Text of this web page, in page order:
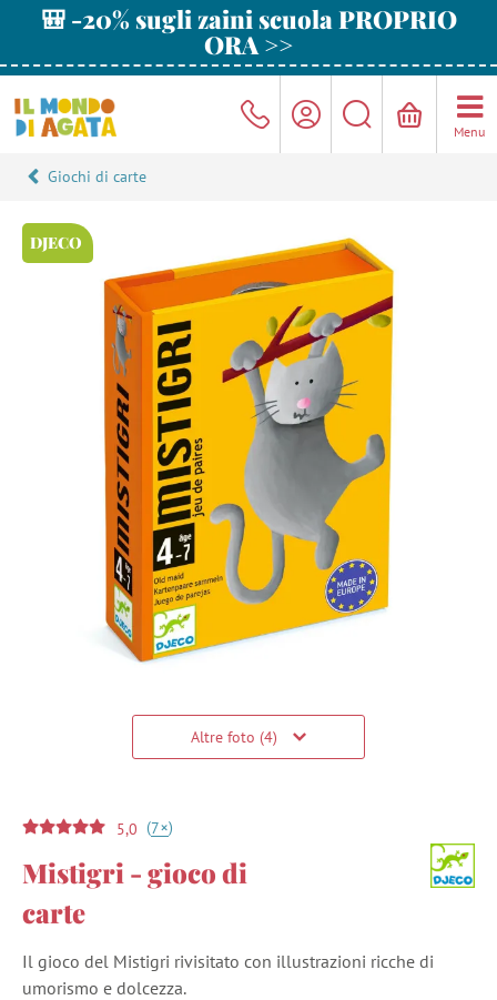
🎒 -20% sugli zaini scuola PROPRIO
ORA >>
Menu
Giochi di carte
DJECO
Altre foto (4)
5,0 (7+)
Mistigri - gioco di
carte
Il gioco del Mistigri rivisitato con illustrazioni ricche di
umorismo e dolcezza.